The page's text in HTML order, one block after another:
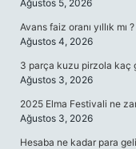
Ağustos 5, 2026
Avans faiz oranı yıllık mı ?
Ağustos 4, 2026
3 parça kuzu pirzola kaç
Ağustos 3, 2026
2025 Elma Festivali ne
Ağustos 3, 2026
Hesaba ne kadar para